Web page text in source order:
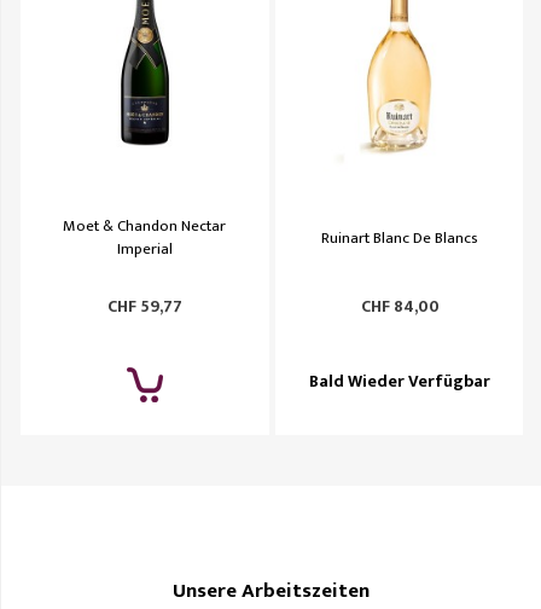
Moet & Chandon Nectar
Imperial
CHF59,77
Ruinart Blanc De Blancs
CHF84,00
Bald Wieder Verfügbar
Unsere Arbeitszeiten